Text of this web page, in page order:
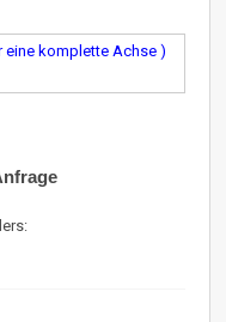
eine komplette Achse )